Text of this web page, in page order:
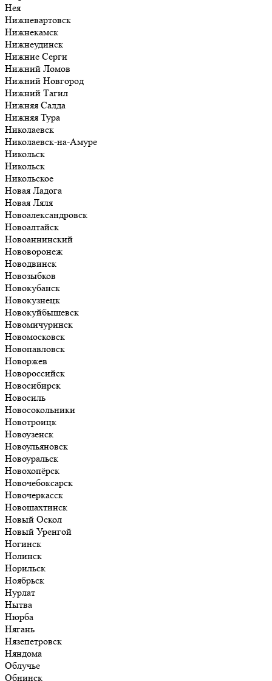
Нея
Нижневартовск
Нижнекамск
Нижнеудинск
Нижние Серги
Нижний Ломов
Нижний Новгород
Нижний Тагил
Нижняя Салда
Нижняя Тура
Николаевск
Николаевск-на-Амуре
Никольск
Никольск
Никольское
Новая Ладога
Новая Ляля
Новоалександровск
Новоалтайск
Новоаннинский
Нововоронеж
Новодвинск
Новозыбков
Новокубанск
Новокузнецк
Новокуйбышевск
Новомичуринск
Новомосковск
Новопавловск
Новоржев
Новороссийск
Новосибирск
Новосиль
Новосокольники
Новотроицк
Новоузенск
Новоульяновск
Новоуральск
Новохопёрск
Новочебоксарск
Новочеркасск
Новошахтинск
Новый Оскол
Новый Уренгой
Ногинск
Нолинск
Норильск
Ноябрьск
Нурлат
Нытва
Нюрба
Нягань
Нязепетровск
Няндома
Облучье
Обнинск